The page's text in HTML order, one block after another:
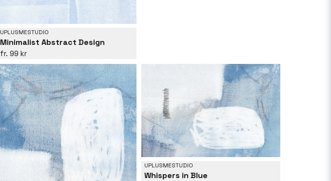
UPLUSMESTUDIO
Minimalist Abstract Design
99 kr
UPLUSMESTUDIO
Whispers in Blue